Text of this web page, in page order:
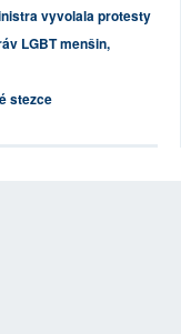
vyvolala protesty
LGBT menšin,
stezce